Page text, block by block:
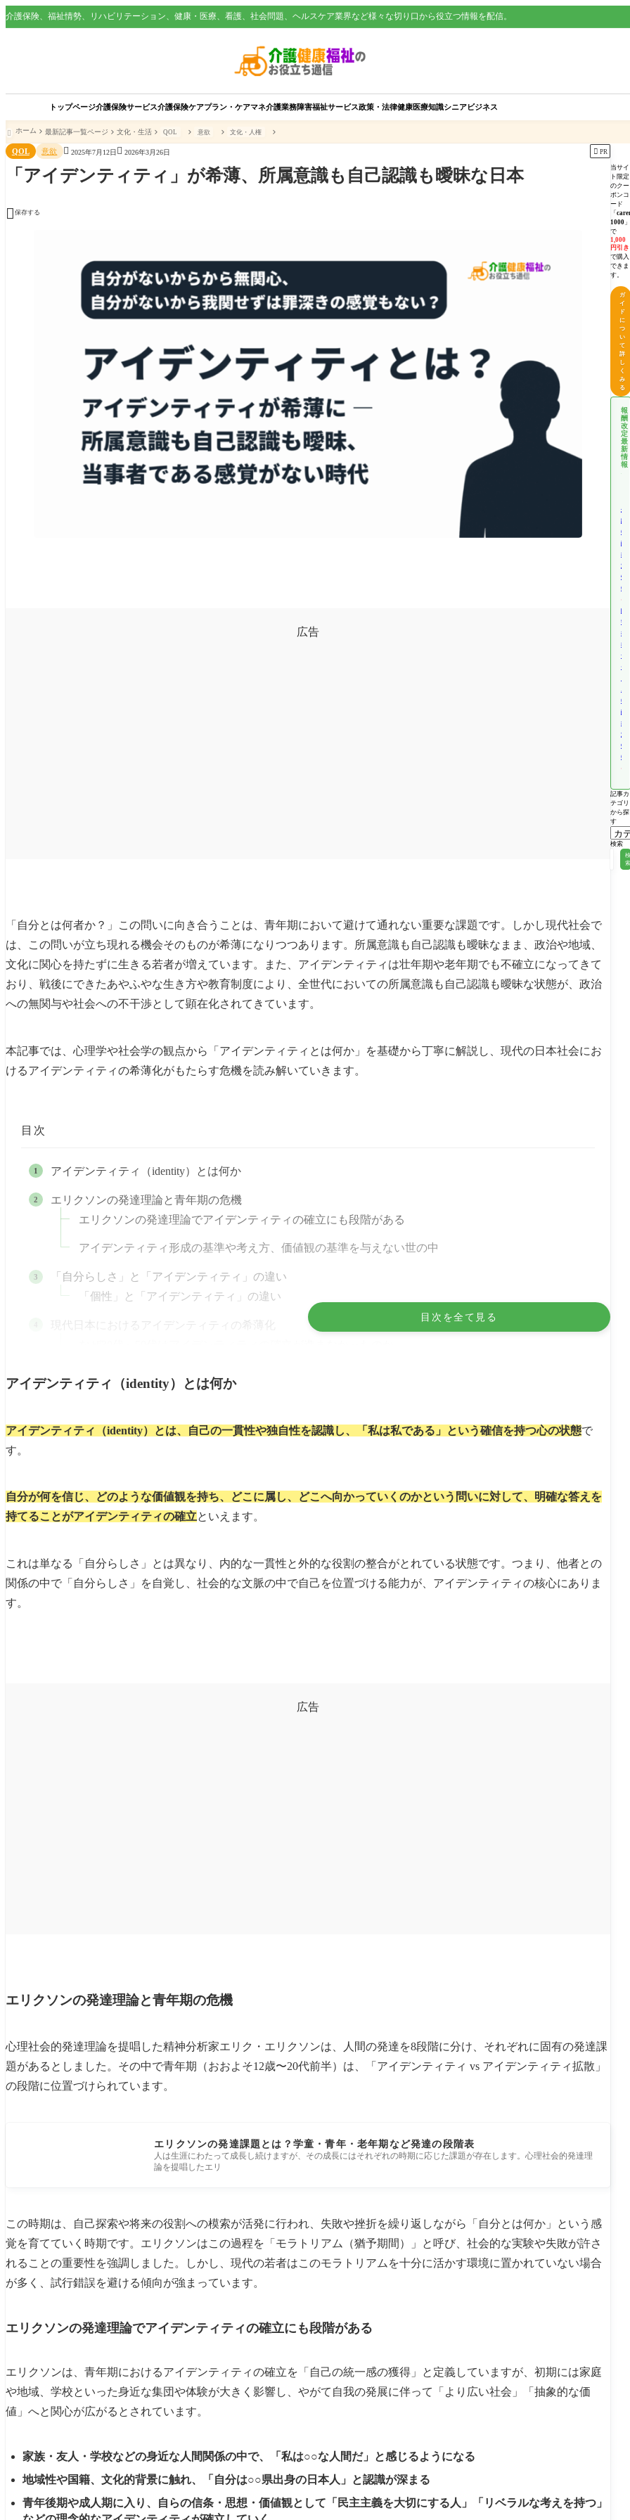
介護保険、福祉情勢、リハビリテーション、健康・医療、看護、社会問題、ヘルスケア業界など様々な切り口から役立つ情報を配信。
トップページ介護保険サービス介護保険ケアプラン・ケアマネ介護業務障害福祉サービス政策・法律健康医療知識シニアビジネス
 ホーム 最新記事一覧ページ 文化・生活 QOL 意欲 文化・人権
QOL 意欲  2025年7月12日  2026年3月26日  PR
「アイデンティティ」が希薄、所属意識も自己認識も曖昧な日本
 保存する
広告
「自分とは何者か？」この問いに向き合うことは、青年期において避けて通れない重要な課題です。しかし現代社会で
は、この問いが立ち現れる機会そのものが希薄になりつつあります。所属意識も自己認識も曖昧なまま、政治や地域、
文化に関心を持たずに生きる若者が増えています。また、アイデンティティは壮年期や老年期でも不確立になってきて
おり、戦後にできたあやふやな生き方や教育制度により、全世代においての所属意識も自己認識も曖昧な状態が、政治
への無関与や社会への不干渉として顕在化されてきています。
本記事では、心理学や社会学の観点から「アイデンティティとは何か」を基礎から丁寧に解説し、現代の日本社会にお
けるアイデンティティの希薄化がもたらす危機を読み解いていきます。
目次
目次を全て見る
アイデンティティ（identity）とは何か
エリクソンの発達理論と青年期の危機
エリクソンの発達理論でアイデンティティの確立にも段階がある
アイデンティティ形成の基準や考え方、価値観の基準を与えない世の中
「自分らしさ」と「アイデンティティ」の違い
「個性」と「アイデンティティ」の違い
現代日本におけるアイデンティティの希薄化
「損得」でしか動けない人たちとどう向き合うか
社会レベルで、つながりの欠如と責任の放棄
アイデンティティを軽んじる社会の先にあるもの
アイデンティティ（identity）とは何か
アイデンティティ（identity）とは、自己の一貫性や独自性を認識し、「私は私である」という確信を持つ心の状態で
す。
自分が何を信じ、どのような価値観を持ち、どこに属し、どこへ向かっていくのかという問いに対して、明確な答えを
持てることがアイデンティティの確立といえます。
これは単なる「自分らしさ」とは異なり、内的な一貫性と外的な役割の整合がとれている状態です。つまり、他者との
関係の中で「自分らしさ」を自覚し、社会的な文脈の中で自己を位置づける能力が、アイデンティティの核心にありま
す。
広告
エリクソンの発達理論と青年期の危機
心理社会的発達理論を提唱した精神分析家エリク・エリクソンは、人間の発達を8段階に分け、それぞれに固有の発達課
題があるとしました。その中で青年期（おおよそ12歳〜20代前半）は、「アイデンティティ vs アイデンティティ拡散」
の段階に位置づけられています。
エリクソンの発達課題とは？学童・青年・老年期など発達の段階表
人は生涯にわたって成長し続けますが、その成長にはそれぞれの時期に応じた課題が存在します。心理社会的発達理
論を提唱したエリ
この時期は、自己探索や将来の役割への模索が活発に行われ、失敗や挫折を繰り返しながら「自分とは何か」という感
覚を育てていく時期です。エリクソンはこの過程を「モラトリアム（猶予期間）」と呼び、社会的な実験や失敗が許さ
れることの重要性を強調しました。しかし、現代の若者はこのモラトリアムを十分に活かす環境に置かれていない場合
が多く、試行錯誤を避ける傾向が強まっています。
エリクソンの発達理論でアイデンティティの確立にも段階がある
エリクソンは、青年期におけるアイデンティティの確立を「自己の統一感の獲得」と定義していますが、初期には家庭
や地域、学校といった身近な集団や体験が大きく影響し、やがて自我の発展に伴って「より広い社会」「抽象的な価
値」へと関心が広がるとされています。
家族・友人・学校などの身近な人間関係の中で、「私は○○な人間だ」と感じるようになる
地域性や国籍、文化的背景に触れ、「自分は○○県出身の日本人」と認識が深まる
青年後期や成人期に入り、自らの信条・思想・価値観として「民主主義を大切にする人」「リベラルな考えを持つ」
当サイ
ト限定
のクー
ポンコ
ード
「
1000 」
で
1,000
円引き
で購入
できま
す。
ガ
イ
ド
に
つ
い
て
詳
し
く
み
る
報
酬
改
定
最
新
情
報
介
護
報
酬
改
定
情
報
害
福
祉
サ
ー
ス
報
酬
改
定
情
報
記事カ
テゴリ
から探
す
検索
検
索